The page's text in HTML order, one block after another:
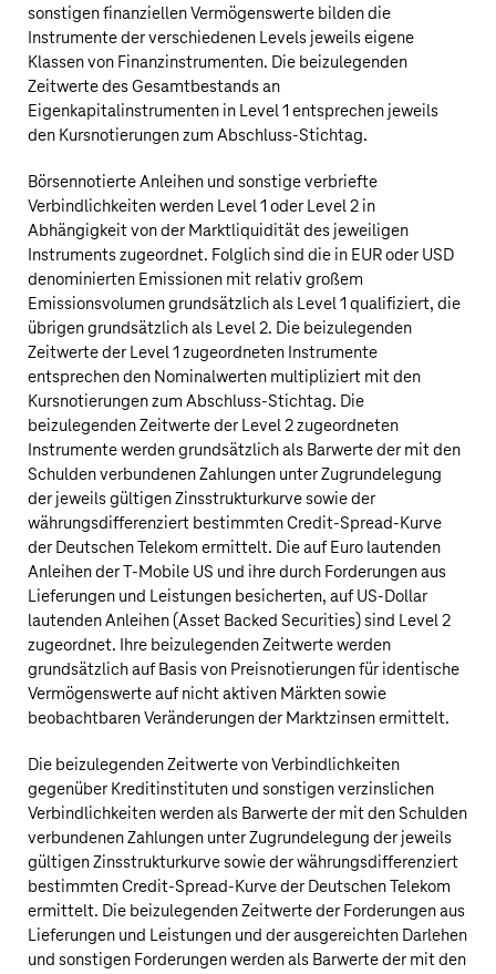
sonstigen finanziellen Vermögenswerte bilden die
Instrumente der verschiedenen Levels jeweils eigene
Klassen von Finanzinstrumenten. Die beizulegenden
Zeitwerte des Gesamtbestands an
Eigenkapitalinstrumenten in Level 1 entsprechen jeweils
den Kursnotierungen zum Abschluss-Stichtag.
Börsennotierte Anleihen und sonstige verbriefte
Verbindlichkeiten werden Level 1 oder Level 2 in
Abhängigkeit von der Marktliquidität des jeweiligen
Instruments zugeordnet. Folglich sind die in EUR oder USD
denominierten Emissionen mit relativ großem
Emissionsvolumen grundsätzlich als Level 1 qualifiziert, die
übrigen grundsätzlich als Level 2. Die beizulegenden
Zeitwerte der Level 1 zugeordneten Instrumente
entsprechen den Nominalwerten multipliziert mit den
Kursnotierungen zum Abschluss-Stichtag. Die
beizulegenden Zeitwerte der Level 2 zugeordneten
Instrumente werden grundsätzlich als Barwerte der mit den
Schulden verbundenen Zahlungen unter Zugrundelegung
der jeweils gültigen Zinsstrukturkurve sowie der
währungsdifferenziert bestimmten Credit-Spread-Kurve
der Deutschen Telekom ermittelt. Die auf Euro lautenden
Anleihen derT‑Mobile US und ihre durch Forderungen aus
Lieferungen und Leistungen besicherten, aufUS‑Dollar
lautenden Anleihen (Asset Backed Securities) sind Level 2
zugeordnet. Ihre beizulegenden Zeitwerte werden
grundsätzlich auf Basis von Preisnotierungen für identische
Vermögenswerte auf nicht aktiven Märkten sowie
beobachtbaren Veränderungen der Marktzinsen ermittelt.
Die beizulegenden Zeitwerte von Verbindlichkeiten
gegenüber Kreditinstituten und sonstigen verzinslichen
Verbindlichkeiten werden als Barwerte der mit den Schulden
verbundenen Zahlungen unter Zugrundelegung der jeweils
gültigen Zinsstrukturkurve sowie der währungsdifferenziert
bestimmten Credit-Spread-Kurve der Deutschen Telekom
ermittelt. Die beizulegenden Zeitwerte der Forderungen aus
Lieferungen und Leistungen und der ausgereichten Darlehen
und sonstigen Forderungen werden als Barwerte der mit den